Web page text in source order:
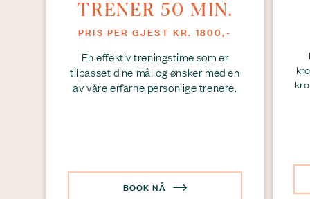
TRENER 50 MIN.
PRIS PER GJEST KR. 1800,-
En effektiv treningstime som er
tilpasset dine mål og ønsker med en
av våre erfarne personlige trenere.
BOOK NÅ